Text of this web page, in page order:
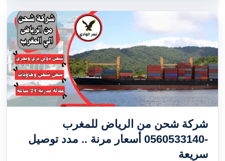
شركة شحن من الرياض للمغرب
-0560533140 أسعار مرنة .. مدد توصيل
سريعة